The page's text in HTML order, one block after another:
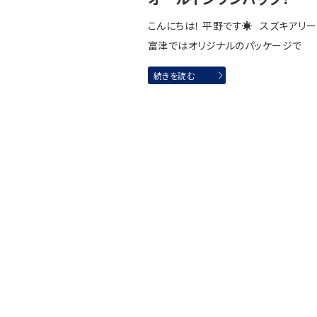
こんにちは！ 平野です☀ スズキアリ
富津ではオリジナルのパッケージで
続きを読む